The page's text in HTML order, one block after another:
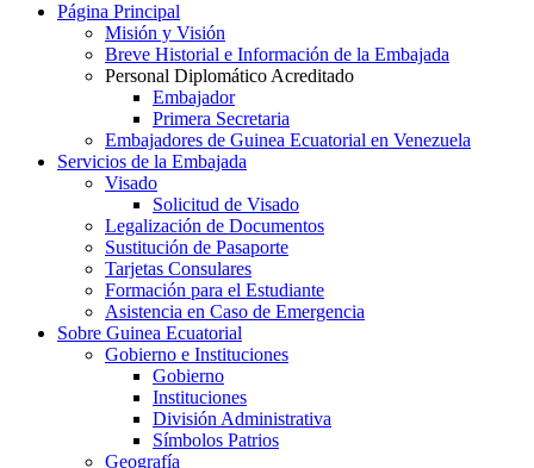
Página Principal
Misión y Visión
Breve Historial e Información de la Embajada
Personal Diplomático Acreditado
Embajador
Primera Secretaria
Embajadores de Guinea Ecuatorial en Venezuela
Servicios de la Embajada
Visado
Solicitud de Visado
Legalización de Documentos
Sustitución de Pasaporte
Tarjetas Consulares
Formación para el Estudiante
Asistencia en Caso de Emergencia
Sobre Guinea Ecuatorial
Gobierno e Instituciones
Gobierno
Instituciones
División Administrativa
Símbolos Patrios
Geografía